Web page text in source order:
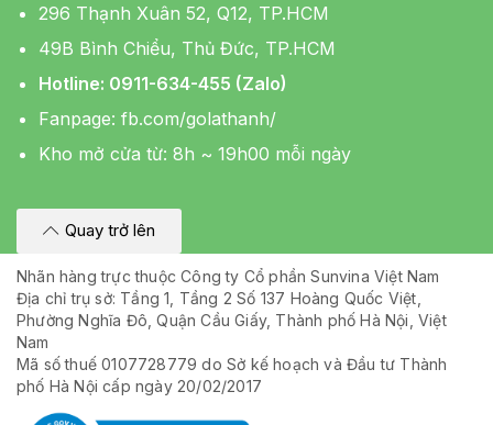
296 Thạnh Xuân 52, Q12, TP.HCM
49B Bình Chiểu, Thủ Đức, TP.HCM
Hotline: 0911-634-455 (Zalo)
Fanpage: fb.com/golathanh/
Kho mở cửa từ: 8h ~ 19h00 mỗi ngày
Quay trở lên
Nhãn hàng trực thuộc Công ty Cổ phần Sunvina Việt Nam
Địa chỉ trụ sở: Tầng 1, Tầng 2 Số 137 Hoàng Quốc Việt,
Phường Nghĩa Đô, Quận Cầu Giấy, Thành phố Hà Nội, Việt
Nam
Mã số thuế 0107728779 do Sở kế hoạch và Đầu tư Thành
phố Hà Nội cấp ngày 20/02/2017